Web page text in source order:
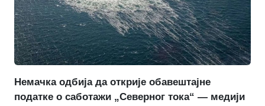
Немачка одбија да открије обавештајне
податке о саботажи „Северног тока“ — медији